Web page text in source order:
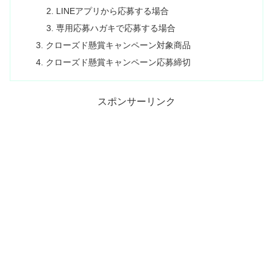
LINEアプリから応募する場合
専用応募ハガキで応募する場合
クローズド懸賞キャンペーン対象商品
クローズド懸賞キャンペーン応募締切
スポンサーリンク